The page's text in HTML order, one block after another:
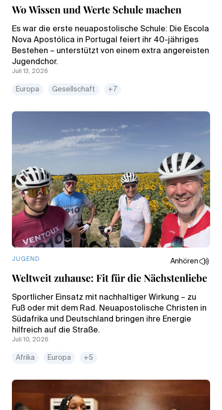
Wo Wissen und Werte Schule machen
Es war die erste neuapostolische Schule: Die Escola
Nova Apostólica in Portugal feiert ihr 40-jähriges
Bestehen – unterstützt von einem extra angereisten
Jugendchor.
Juli 13, 2026
Europa Gesellschaft +7
JUGEND Anhören
Weltweit zuhause: Fit für die Nächstenliebe
Sportlicher Einsatz mit nachhaltiger Wirkung – zu
Fuß oder mit dem Rad. Neuapostolische Christen in
Südafrika und Deutschland bringen ihre Energie
hilfreich auf die Straße.
Juli 10, 2026
Afrika Europa +5